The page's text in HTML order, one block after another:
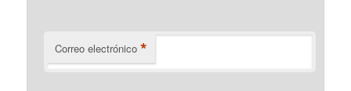
Correo electrónico *